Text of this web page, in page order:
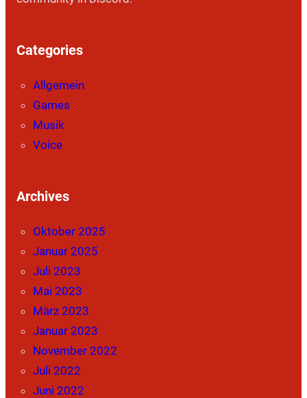
Categories
Allgemein
Games
Musik
Voice
Archives
Oktober 2025
Januar 2025
Juli 2023
Mai 2023
März 2023
Januar 2023
November 2022
Juli 2022
Juni 2022